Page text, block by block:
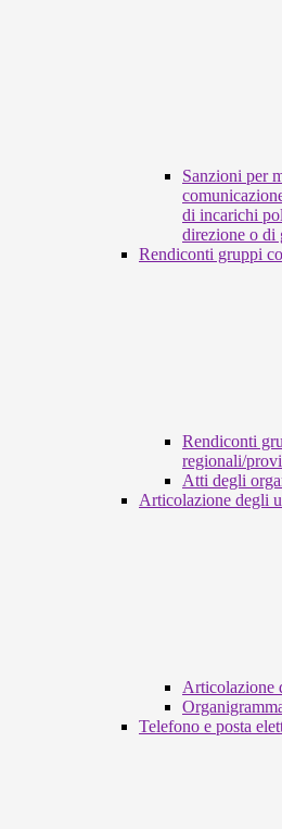
Sanzioni per
di incarichi
direzione o di
Rendiconti gruppi
Rendiconti
regionali/
Atti degli
Articolazione degli
Articolazione
Telefono e posta